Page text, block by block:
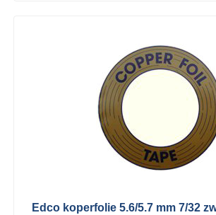
Edco koperfolie 5.6/5.7 mm 7/32